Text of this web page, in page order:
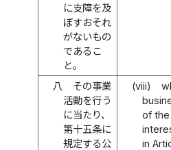
に支障を及
ぼすおそれ
がないもの
であるこ
と。
八
その事業
活動を行う
に当たり、
第十五条に
規定する公
(viii)
of
in